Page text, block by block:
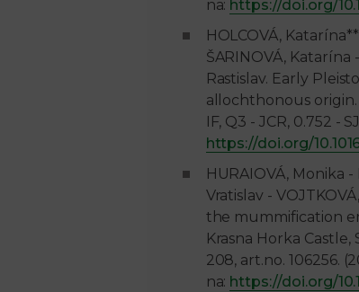
na: https://doi.org/
HOLCOVÁ,
ŠARINOVÁ, Katarína
Rastislav. Early
allochthonous origin.
IF, Q3 - JCR, 0.752 -
https://doi.org/
HURAIOVÁ, Monika -
Vratislav -
the mummification
Krasna Horka
208, art.no. 106256.
na: https://doi.org/